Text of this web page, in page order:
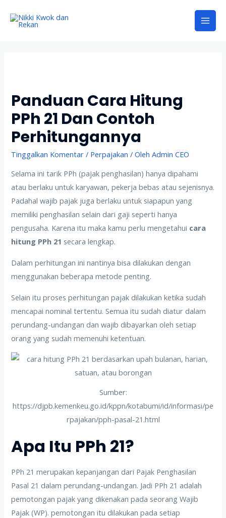
Panduan Cara Hitung
PPh 21 Dan Contoh
Perhitungannya
Tinggalkan Komentar / Perpajakan / OlehAdmin CEO
Selama ini tarik PPh (pajak penghasilan) hanya dipahami
atau berlaku untuk karyawan, pekerja bebas atau sejenisnya.
Padahal wajib pajak juga berlaku untuk siapapun yang
memiliki penghasilan selain dari gaji seperti hanya
pengusaha. Karena itu maka kamu perlu mengetahui cara
hitung PPh 21 secara lengkap.
Dalam perhitungan ini nantinya bisa dilakukan dengan
menggunakan beberapa metode penting.
Selain itu proses perhitungan pajak dilakukan ketika sudah
mencapai nominal tertentu. Semua itu sudah diatur dalam
perundang-undangan dan wajib dibayarkan oleh setiap
orang yang sudah memenuhi ketentuan.
Sumber:
https://djpb.kemenkeu.go.id/kppn/kotabumi/id/informasi/pe
rpajakan/pph-pasal-21.html
Apa Itu PPh 21?
PPh 21 merupakan kepanjangan dari Pajak Penghasilan
Pasal 21 dalam perundang-undangan. Jadi PPh 21 adalah
pemotongan pajak yang dikenakan pada seorang Wajib
Pajak (WP). pemotongan itu dilakukan pada setiap